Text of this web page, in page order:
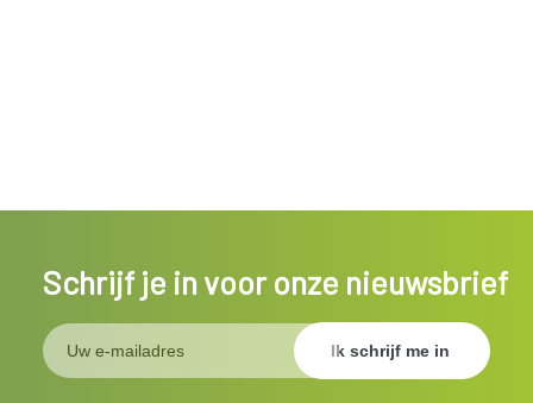
Schrijf je in voor onze nieuwsbrief